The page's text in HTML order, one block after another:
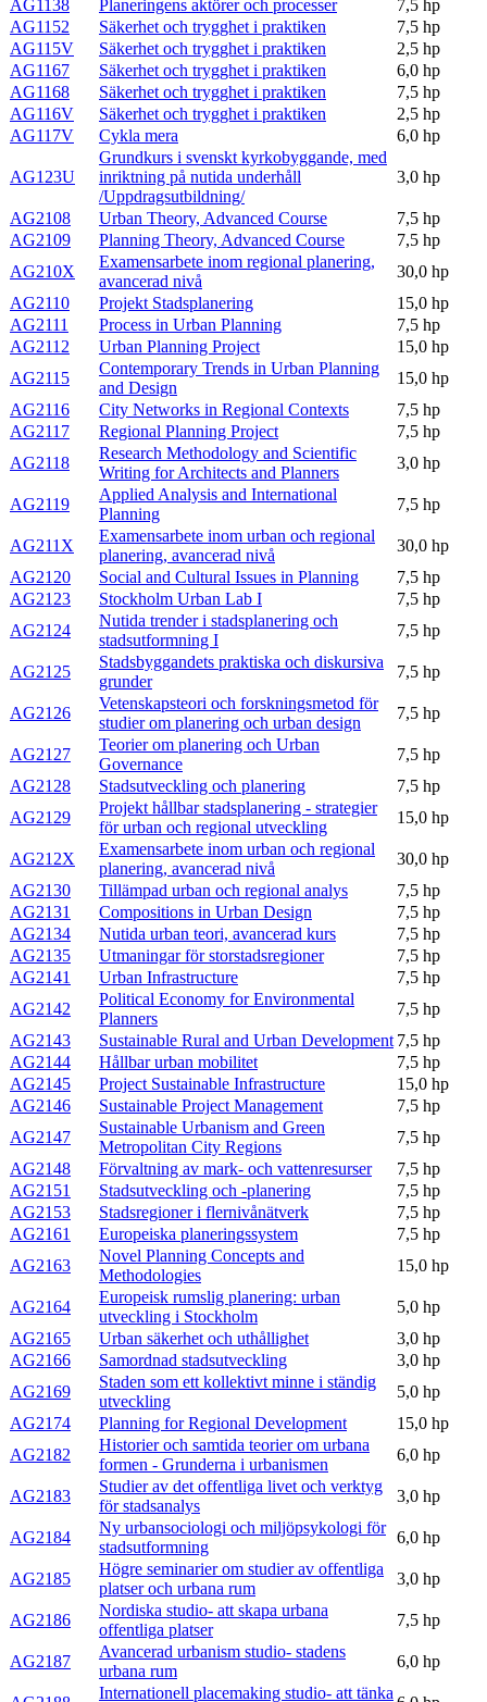
AG1138
Planeringens aktörer och processer
7,5 hp
AG1152
Säkerhet och trygghet i praktiken
7,5 hp
AG115V
Säkerhet och trygghet i praktiken
2,5 hp
AG1167
Säkerhet och trygghet i praktiken
6,0 hp
AG1168
Säkerhet och trygghet i praktiken
7,5 hp
AG116V
Säkerhet och trygghet i praktiken
2,5 hp
AG117V
Cykla mera 6,0 hp
AG123U
Grundkurs i svenskt kyrkobyggande, med
inriktning på nutida underhåll
/Uppdragsutbildning/
3,0 hp
AG2108 Urban Theory, Advanced Course
7,5 hp
AG2109
Planning Theory, Advanced Course
7,5 hp
AG210X
Examensarbete inom regional planering,
avancerad nivå
30,0 hp
AG2110
Projekt Stadsplanering
15,0 hp
AG2111
Process in Urban Planning
7,5 hp
AG2112
Urban Planning Project
15,0 hp
AG2115
Contemporary Trends in Urban Planning
and Design
15,0 hp
AG2116
City Networks in Regional Contexts
7,5 hp
AG2117
Regional Planning Project
7,5 hp
AG2118
Research Methodology and Scientific
Writing for Architects and Planners
3,0 hp
AG2119
Applied Analysis and International
Planning
7,5 hp
AG211X
Examensarbete inom urban och regional
planering, avancerad nivå
30,0 hp
AG2120
Social and Cultural Issues in Planning
7,5 hp
AG2123
Stockholm Urban Lab I
7,5 hp
AG2124
Nutida trender i stadsplanering och
stadsutformning I
7,5 hp
AG2125
Stadsbyggandets praktiska och diskursiva
grunder
7,5 hp
AG2126
Vetenskapsteori och forskningsmetod för
studier om planering och urban design
7,5 hp
AG2127
Teorier om planering och Urban
Governance
7,5 hp
AG2128
Stadsutveckling och planering
7,5 hp
AG2129
Projekt hållbar stadsplanering - strategier
för urban och regional utveckling
15,0 hp
AG212X
Examensarbete inom urban och regional
planering, avancerad nivå
30,0 hp
AG2130
Tillämpad urban och regional analys
7,5 hp
AG2131
Compositions in Urban Design
7,5 hp
AG2134
Nutida urban teori, avancerad kurs
7,5 hp
AG2135
Utmaningar för storstadsregioner
7,5 hp
AG2141
Urban Infrastructure
7,5 hp
AG2142
Political Economy for Environmental
Planners
7,5 hp
AG2143
Sustainable Rural and Urban Development 7,5 hp
AG2144
Hållbar urban mobilitet
7,5 hp
AG2145
Project Sustainable Infrastructure
15,0 hp
AG2146
Sustainable Project Management
7,5 hp
AG2147
Sustainable Urbanism and Green
Metropolitan City Regions
7,5 hp
AG2148
Förvaltning av mark- och vattenresurser
7,5 hp
AG2151
Stadsutveckling och -planering
7,5 hp
AG2153
Stadsregioner i flernivånätverk
7,5 hp
AG2161
Europeiska planeringssystem
7,5 hp
AG2163
Novel Planning Concepts and
Methodologies
15,0 hp
AG2164
Europeisk rumslig planering: urban
utveckling i Stockholm
5,0 hp
AG2165
Urban säkerhet och uthållighet
3,0 hp
AG2166
Samordnad stadsutveckling
3,0 hp
AG2169
Staden som ett kollektivt minne i ständig
utveckling
5,0 hp
AG2174
Planning for Regional Development
15,0 hp
AG2182
Historier och samtida teorier om urbana
formen - Grunderna i urbanismen
6,0 hp
AG2183
Studier av det offentliga livet och verktyg
för stadsanalys
3,0 hp
AG2184
Ny urbansociologi och miljöpsykologi för
stadsutformning
6,0 hp
AG2185
Högre seminarier om studier av offentliga
platser och urbana rum
3,0 hp
AG2186
Nordiska studio- att skapa urbana
offentliga platser
7,5 hp
AG2187
Avancerad urbanism studio- stadens
urbana rum
6,0 hp
Internationell placemaking studio- att tänka